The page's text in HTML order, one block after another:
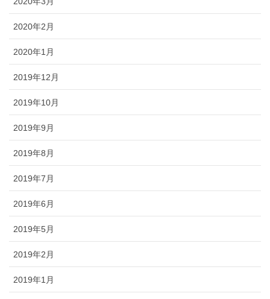
2020年2月
2020年1月
2019年12月
2019年10月
2019年9月
2019年8月
2019年7月
2019年6月
2019年5月
2019年2月
2019年1月